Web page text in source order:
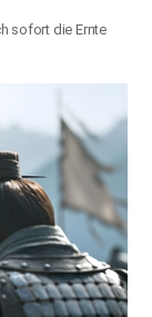
sofort die Ernte